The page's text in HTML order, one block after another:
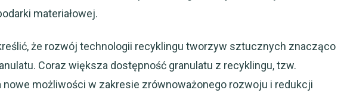
materiałowej.
że rozwój technologii recyklingu tworzyw sztucznych znacząco
Coraz większa dostępność granulatu z recyklingu, tzw.
nowe możliwości w zakresie zrównoważonego rozwoju i redukcji